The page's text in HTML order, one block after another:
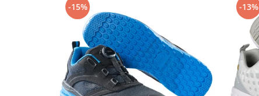
Ochelari de protectie si viziere
Masti de protectie respiratorie
Sepci, caciuli si esarfe
Pachete promotionale
Accesorii pentru protectia muncii
-15% -13%